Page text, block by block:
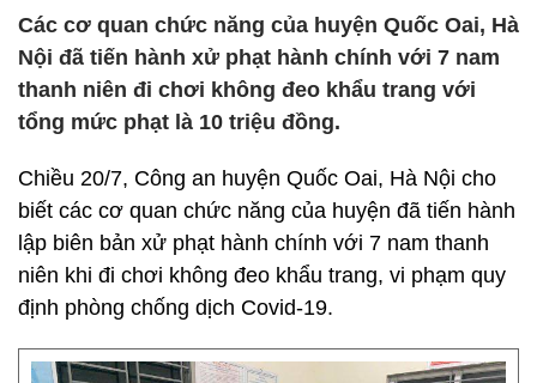
Các cơ quan chức năng của huyện Quốc Oai, Hà
Nội đã tiến hành xử phạt hành chính với 7 nam
thanh niên đi chơi không đeo khẩu trang với
tổng mức phạt là 10 triệu đồng.
Chiều 20/7, Công an huyện Quốc Oai, Hà Nội cho
biết các cơ quan chức năng của huyện đã tiến hành
lập biên bản xử phạt hành chính với 7 nam thanh
niên khi đi chơi không đeo khẩu trang, vi phạm quy
định phòng chống dịch Covid-19.